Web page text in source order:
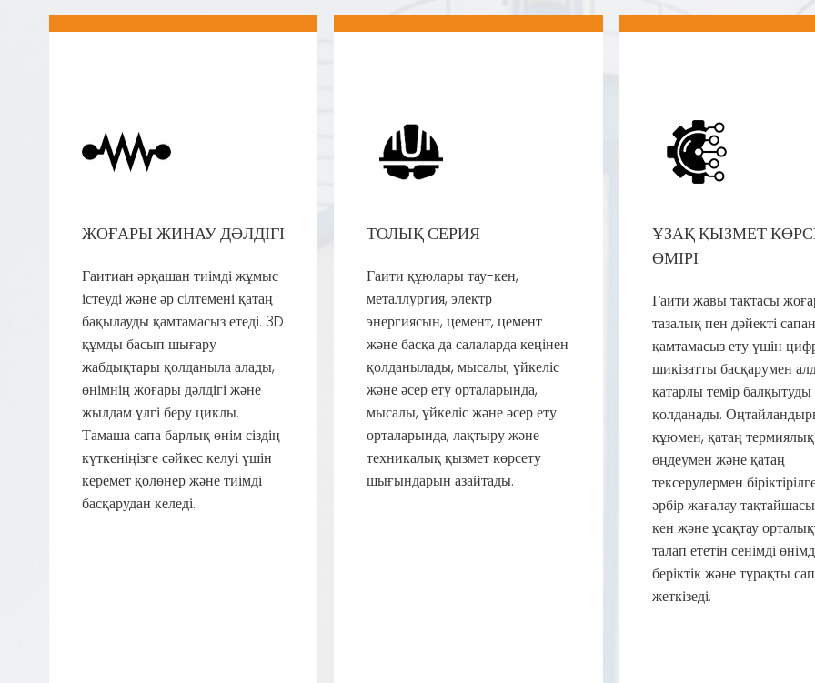
ЖОҒАРЫ ЖИНАУ ДӘЛДІГІ
Гаитиан әрқашан тиімді жұмыс
істеуді және әр сілтемені қатаң
бақылауды қамтамасыз етеді. 3D
құмды басып шығару
жабдықтары қолданыла алады,
өнімнің жоғары дәлдігі және
жылдам үлгі беру циклы.
Тамаша сапа барлық өнім сіздің
күткеніңізге сәйкес келуі үшін
керемет қолөнер және тиімді
басқарудан келеді.
ТОЛЫҚ СЕРИЯ
Гаити құюлары тау-кен,
металлургия, электр
энергиясын, цемент, цемент
және басқа да салаларда кеңінен
қолданылады, мысалы, үйкеліс
және әсер ету орталарында,
мысалы, үйкеліс және әсер ету
орталарында, лақтыру және
техникалық қызмет көрсету
шығындарын азайтады.
ҰЗАҚ ҚЫЗМЕТ
ӨМІРІ
Гаити жавы тақтасы
тазалық пен дәйекті
қамтамасыз ету үшін
шикізатты басқарумен
қатарлы темір балқытуды
қолданады.
құюмен, қатаң термиялық
өңдеумен және қатаң
тексерулермен
әрбір жағалау
кен және ұсақтау
талап ететін сенімді
беріктік және тұрақты
жеткізеді.